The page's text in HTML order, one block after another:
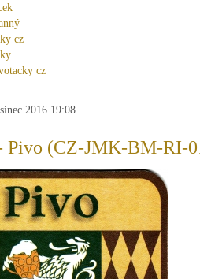
cz
cz
2016 19:08
Pivo (CZ-JMK-BM-RI-